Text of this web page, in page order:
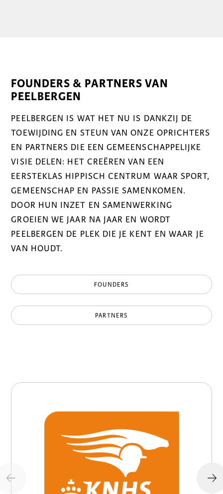
FOUNDERS & PARTNERS VAN
PEELBERGEN
PEELBERGEN IS WAT HET NU IS DANKZIJ DE
TOEWIJDING EN STEUN VAN ONZE OPRICHTERS
EN PARTNERS DIE EEN GEMEENSCHAPPELIJKE
VISIE DELEN: HET CREËREN VAN EEN
EERSTEKLAS HIPPISCH CENTRUM WAAR SPORT,
GEMEENSCHAP EN PASSIE SAMENKOMEN.
DOOR HUN INZET EN SAMENWERKING
GROEIEN WE JAAR NA JAAR EN WORDT
PEELBERGEN DE PLEK DIE JE KENT EN WAAR JE
VAN HOUDT.
FOUNDERS
PARTNERS